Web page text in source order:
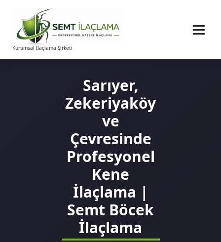
Kurumsal İlaçlama Şirketi
Sarıyer,
Zekeriyaköy
ve
Çevresinde
Profesyonel
Kene
İlaçlama |
Semt Böcek
İlaçlama